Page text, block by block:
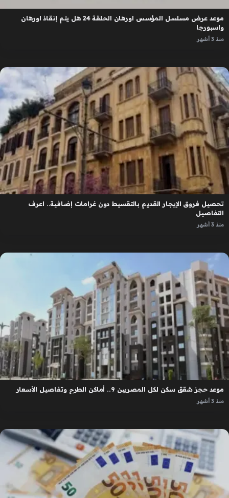
موعد عرض مسلسل المؤسس اورهان الحلقة 24 هل يتم إنقاذ اورهان
واسبورجا
منذ 3 أشهر
تحصيل فروق الإيجار القديم بالتقسيط دون غرامات إضافية.. اعرف
التفاصيل
منذ 3 أشهر
موعد حجز شقق سكن لكل المصريين 9.. أماكن الطرح وتفاصيل الأسعار
منذ 3 أشهر